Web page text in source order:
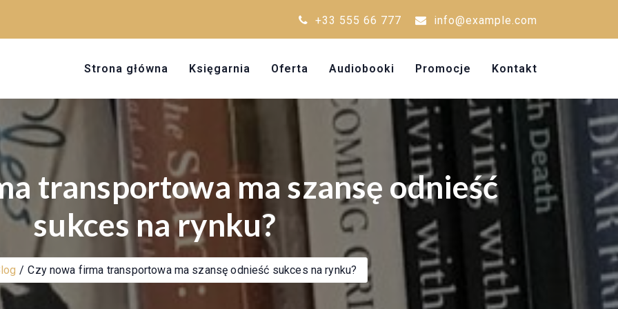
+33 555 66 777 info@example.com
Strona główna Księgarnia Oferta Audiobooki Promocje Kontakt
transportowa ma szansę odnieść
sukces na rynku?
Czy nowa firma transportowa ma szansę odnieść sukces na rynku?